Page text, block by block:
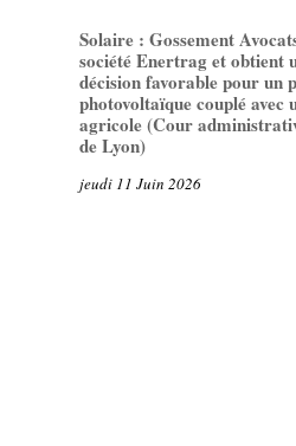
Solaire : Gossement
société Enertrag et obtient
décision favorable pour un
photovoltaïque couplé avec
agricole (Cour
de Lyon)
jeudi 11 Juin 2026